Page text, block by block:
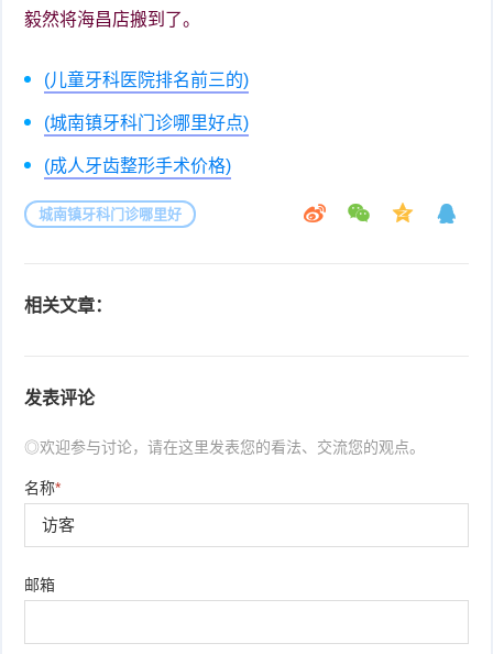
毅然将海昌店搬到了。
(儿童牙科医院排名前三的)
(城南镇牙科门诊哪里好点)
(成人牙齿整形手术价格)
城南镇牙科门诊哪里好
相关文章：
发表评论
◎欢迎参与讨论，请在这里发表您的看法、交流您的观点。
名称*
邮箱